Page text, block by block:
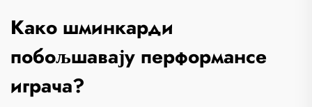
Како шминкарди
побољшавају перформансе
играча?